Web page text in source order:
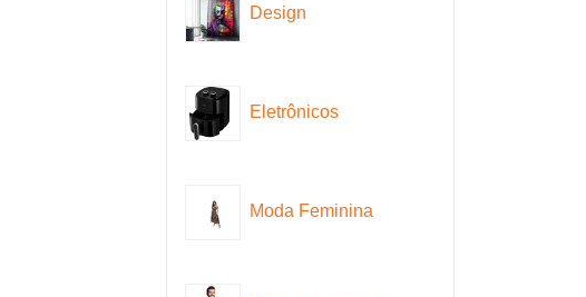
Design
Eletrônicos
Moda Feminina